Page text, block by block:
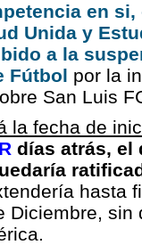
en
Unida y
a la
Fútbol por la
San Luis
la fecha de
días atrás, el
hasta
Diciembre, sin